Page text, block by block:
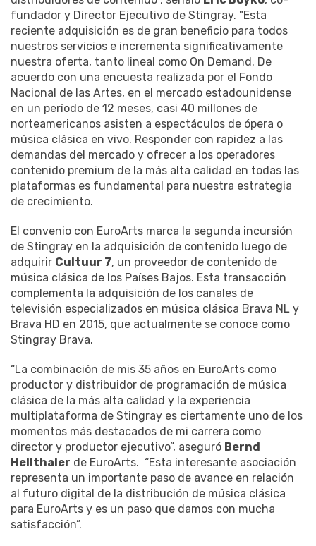
fundador y Director Ejecutivo de Stingray. "Esta
reciente adquisición es de gran beneficio para todos
nuestros servicios e incrementa significativamente
nuestra oferta, tanto lineal como On Demand. De
acuerdo con una encuesta realizada por el Fondo
Nacional de las Artes, en el mercado estadounidense
en un período de 12 meses, casi 40 millones de
norteamericanos asisten a espectáculos de ópera o
música clásica en vivo. Responder con rapidez a las
demandas del mercado y ofrecer a los operadores
contenido premium de la más alta calidad en todas las
plataformas es fundamental para nuestra estrategia
de crecimiento.
El convenio con EuroArts marca la segunda incursión
de Stingray en la adquisición de contenido luego de
adquirir Cultuur 7, un proveedor de contenido de
música clásica de los Países Bajos. Esta transacción
complementa la adquisición de los canales de
televisión especializados en música clásica Brava NL y
Brava HD en 2015, que actualmente se conoce como
Stingray Brava.
“La combinación de mis 35 años en EuroArts como
productor y distribuidor de programación de música
clásica de la más alta calidad y la experiencia
multiplataforma de Stingray es ciertamente uno de los
momentos más destacados de mi carrera como
director y productor ejecutivo”, aseguró Bernd
Hellthaler de EuroArts. “Esta interesante asociación
representa un importante paso de avance en relación
al futuro digital de la distribución de música clásica
para EuroArts y es un paso que damos con mucha
satisfacción”.